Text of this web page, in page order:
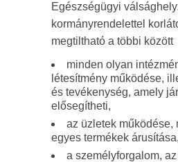
Egészségügyi
kormányrendelettel
megtiltható a többi között
minden olyan
létesítmény működése,
és tevékenység, amely
elősegítheti,
az üzletek működése,
egyes termékek
a személyforgalom,